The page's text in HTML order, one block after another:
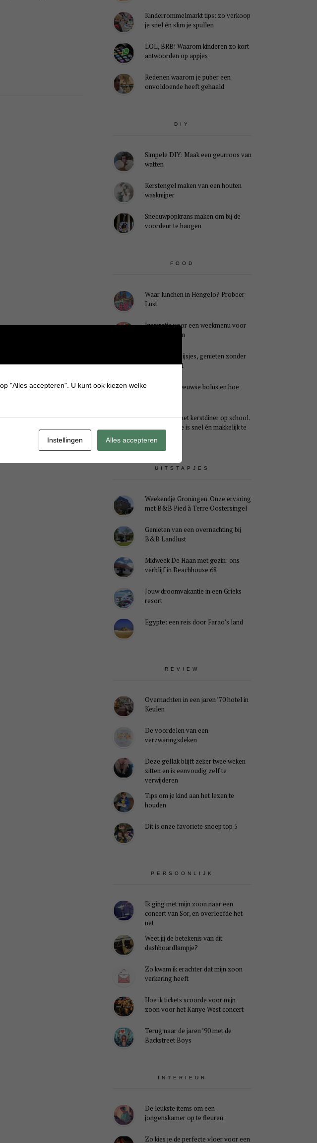
Kinderrommelmarkt tips: zo verkoop
je snel én slim je spullen
LOL, BRB! Waarom kinderen zo kort
antwoorden op appjes
Redenen waarom je puber een
onvoldoende heeft gehaald
DIY
Simpele DIY: Maak een geurroos van
watten
Kerstengel maken van een houten
wasknijper
Sneeuwpopkrans maken om bij de
voordeur te hangen
FOOD
Waar lunchen in Hengelo? Probeer
Lust
Inspiratie voor een weekmenu voor
het hele gezin
Caloriearme ijsjes, genieten zonder
schuldgevoel
Wat is een Zeeuwse bolus en hoe
Ideaal voor het kerstdiner op school.
Dit kersthapje is snel én makkelijk te
UITSTAPJES
Weekendje Groningen. Onze ervaring
met B&B Pied à Terre Oostersingel
Genieten van een overnachting bij
B&B Landlust
Midweek De Haan met gezin: ons
verblijf in Beachhouse 68
Jouw droomvakantie in een Grieks
resort
Egypte: een reis door Farao’s land
REVIEW
Overnachten in een jaren ’70 hotel in
Keulen
De voordelen van een
verzwaringsdeken
Deze gellak blijft zeker twee weken
zitten en is eenvoudig zelf te
verwijderen
Tips om je kind aan het lezen te
houden
Dit is onze favoriete snoep top 5
PERSOONLIJK
Ik ging met mijn zoon naar een
concert van Sor, en overleefde het
net
Weet jij de betekenis van dit
dashboardlampje?
Zo kwam ik erachter dat mijn zoon
verkering heeft
Hoe ik tickets scoorde voor mijn
zoon voor het Kanye West concert
Terug naar de jaren ’90 met de
Backstreet Boys
INTERIEUR
De leukste items om een
jongenskamer op te fleuren
Zo kies je de perfecte vloer voor een
"Alles accepteren". U kunt ook kiezen welke
Instellingen Alles accepteren